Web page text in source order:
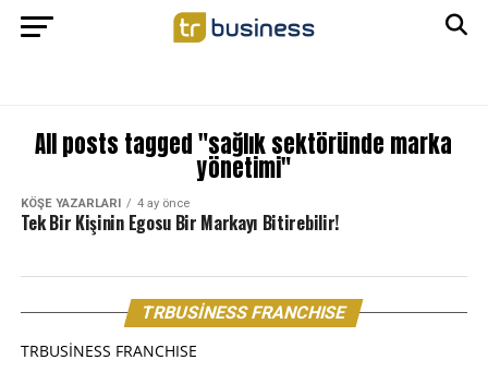
All posts tagged "sağlık sektöründe marka
yönetimi"
KÖŞE YAZARLARI 4 ay önce
Tek Bir Kişinin Egosu Bir Markayı Bitirebilir!
TRBUSİNESS FRANCHISE
TRBUSİNESS FRANCHISE